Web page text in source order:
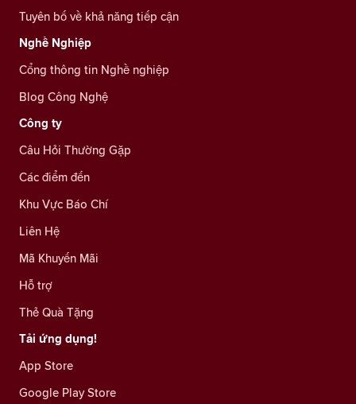
Tuyên bố về khả năng tiếp cận
Nghề Nghiệp
Cổng thông tin Nghề nghiệp
Blog Công Nghệ
Công ty
Câu Hỏi Thường Gặp
Các điểm đến
Khu Vực Báo Chí
Liên Hệ
Mã Khuyến Mãi
Hỗ trợ
Thẻ Quà Tặng
Tải ứng dụng!
App Store
Google Play Store